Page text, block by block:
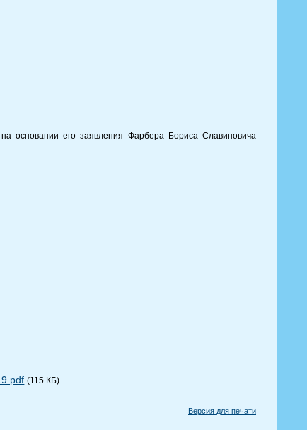
основании его заявления Фарбера Бориса Славиновича
(115 КБ)
Версия для печати